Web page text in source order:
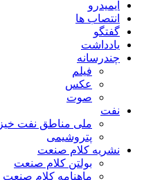
ایمیدرو
انتصاب ها
گفتگو
یادداشت
چندرسانه
فیلم
عکس
صوت
نفت
ملی مناطق نفت خیز
پتروشیمی
نشریه کلام صنعت
بولتن کلام صنعت
ماهنامه کلام صنعت